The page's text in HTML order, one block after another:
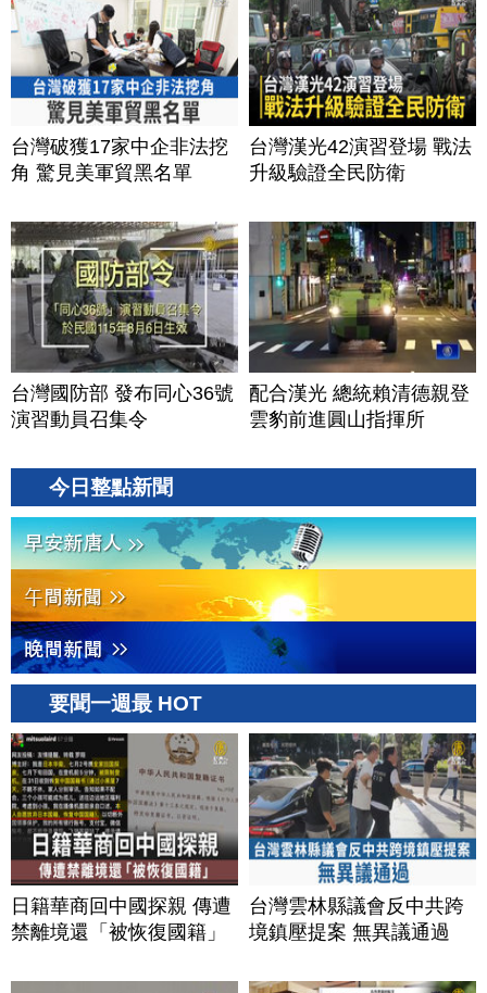
│20260805 (三)
台灣破獲17家中企非法挖
角 驚見美軍貿黑名單
台灣漢光42演習登場 戰法
升級驗證全民防衛
台灣國防部 發布同心36號
演習動員召集令
配合漢光 總統賴清德親登
雲豹前進圓山指揮所
今日整點新聞
要聞一週最 HOT
日籍華商回中國探親 傳遭
禁離境還「被恢復國籍」
台灣雲林縣議會反中共跨
境鎮壓提案 無異議通過